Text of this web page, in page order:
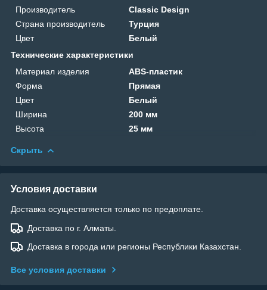
Производитель
Classic Design
Страна производитель
Турция
Цвет
Белый
Технические характеристики
Материал изделия
ABS-пластик
Форма
Прямая
Цвет
Белый
Ширина
200 мм
Высота
25 мм
Скрыть
Условия доставки
Доставка осуществляется только по предоплате.
Доставка по г. Алматы.
Доставка в города или регионы Республики Казахстан.
Все условия доставки